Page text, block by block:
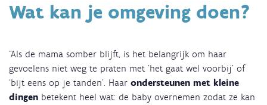
Wat kan je omgeving doen?
"Als de mama somber blijft, is het belangrijk om haar
gevoelens niet weg te praten met ‘het gaat wel voorbij’ of
‘bijt eens op je tanden’. Haar ondersteunen met kleine
dingen betekent heel wat: de baby overnemen zodat ze kan